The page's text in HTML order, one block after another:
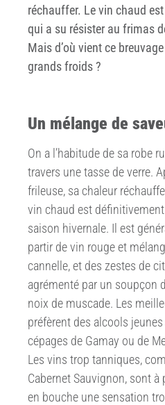
réchauffer. Le vin chaud
qui a su résister au frimas
Mais d’où vient ce
grands froids ?
Un mélange de
On a l’habitude de sa robe
travers une tasse de verre.
frileuse, sa chaleur
vin chaud est
saison hivernale. Il est
partir de vin rouge et
cannelle, et des zestes de
agrémenté par un soupçon
noix de muscade. Les
préfèrent des alcools
cépages de Gamay ou de
Les vins trop tanniques,
Cabernet Sauvignon, sont
en bouche une sensation